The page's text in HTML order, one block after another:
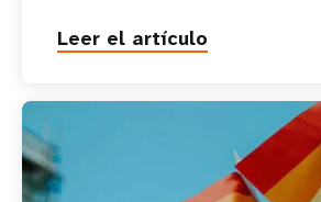
Leer el artículo